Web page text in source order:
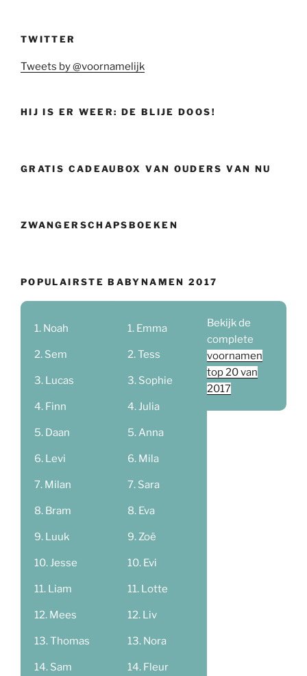
TWITTER
Tweets by @voornamelijk
HIJ IS ER WEER: DE BLIJE DOOS!
GRATIS CADEAUBOX VAN OUDERS VAN NU
ZWANGERSCHAPSBOEKEN
POPULAIRSTE BABYNAMEN 2017
Noah
Sem
Lucas
Finn
Daan
Levi
Milan
Bram
Luuk
Jesse
Liam
Mees
Thomas
Sam
Emma
Tess
Sophie
Julia
Anna
Mila
Sara
Eva
Zoë
Evi
Lotte
Liv
Nora
Fleur
Bekijk de
complete
voornamen
top 20 van
2017